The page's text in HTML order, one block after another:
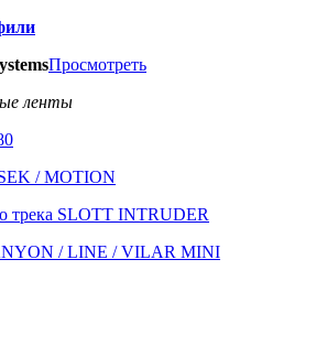
Просмотреть
ленты
/ MOTION
трека SLOTT INTRUDER
/ LINE / VILAR MINI